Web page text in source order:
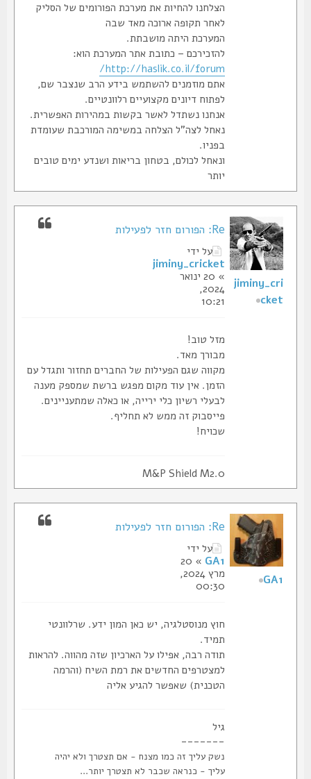
הצלחנו להחיות את מערכת הפורומים של הסליק
לאחר תקופה ארוכה מאד שבה
המערכת היתה מושבתת.
להזכירכם – כתובת אתר המערכת הוא:
http://haslik.co.il/forum/
אתם מוזמנים להשתמש בידע הרב שנצבר שם,
לפתוח דיונים מקצועיים רלוונטיים.
אנחנו נשתדל לאשר בקשות במהירות האפשרית.
נאחל לצה"ל הצלחה במשימה המורכבת שעומדת
בפניו.
ונאחל לכולם, בטחון בריאות ושנדע ימים טובים
Re: הפורום חזר לפעילות
על ידי
jiminy_cricket
» 20 ינואר
2024,
10:21
מזל טוב!
מבורך מאד.
מקווה שגם הפעילות של החברים תחזור ותגדל עם
הזמן. אין עוד מקום מפגש ברשת שמספק מענה
לבעלי רשיון כלי ירייה, או כאלה שמתעניינים.
פייסבוק זה ממש לא תחליף.
שכויח!
M&P Shield M2.0
jiminy_cri
cket
Re: הפורום חזר לפעילות
על ידי
GA1
» 20
מרץ 2024,
00:30
חוץ מנוסטלגיה, יש כאן המון ידע. שרלוונטי
תמיד.
תודה רבה, אפילו על הארכיון שזה מהווה. להראות
למצטרפים החדשים את רמת השיח (והרמה
הטכנית) שאפשר להגיע אליה
-------
נשק עליך זה כמו מצנח - אם תצטרך ולא יהיה
עליך - כנראה שכבר לא תצטרך יותר...